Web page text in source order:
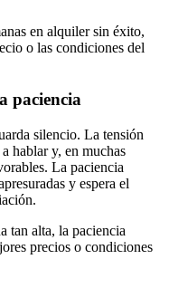
en alquiler sin éxito,
o las condiciones del
paciencia
silencio. La tensión
hablar y, en muchas
La paciencia
y espera el
tan alta, la paciencia
precios o condiciones